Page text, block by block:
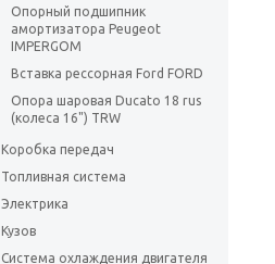
Опорный подшипник
амортизатора Peugeot
IMPERGOM
Вставка рессорная Ford FORD
Опора шаровая Ducato 18 rus
(колеса 16") TRW
Коробка передач
Топливная система
Электрика
Кузов
Система охлаждения двигателя